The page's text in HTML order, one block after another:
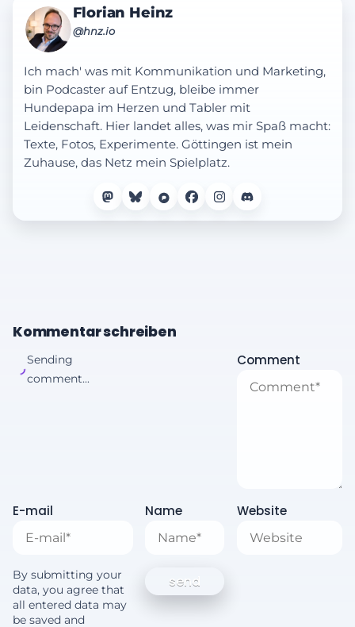
Florian Heinz
@hnz.io
Ich mach' was mit Kommunikation und Marketing,
bin Podcaster auf Entzug, bleibe immer
Hundepapa im Herzen und Tabler mit
Leidenschaft. Hier landet alles, was mir Spaß macht:
Texte, Fotos, Experimente. Göttingen ist mein
Zuhause, das Netz mein Spielplatz.
Kommentar schreiben
Sending
comment...
Comment
E-mail Name Website
By submitting your
data, you agree that
all entered data may
be saved and